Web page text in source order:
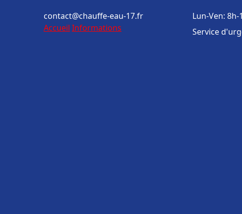
contact@chauffe-eau-17.fr
Accueil Informations
Lun-Ven: 8h-
Service